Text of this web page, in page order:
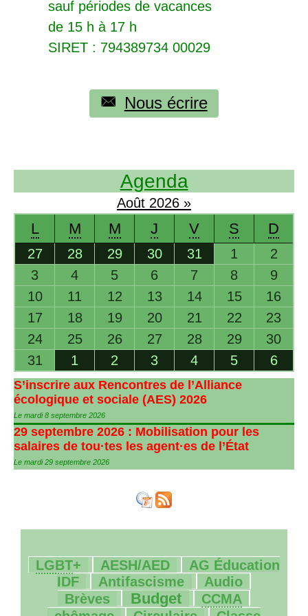
sauf périodes de vacances
de 15 h à 17 h
SIRET: 794389734 00029
Nous écrire
Agenda
Août 2026 »
L M M J V S D
27 28 29 30 31 1
2
3
4 5 6 7 8
9
10
11 12 13 14 15
16
17
18 19 20 21 22
23
24
25 26 27 28 29
30
31
1 2 3 4 5 6
S’inscrire aux Rencontres de l’Alliance
écologique et sociale (AES) 2026
Le mardi 8 septembre 2026
29 septembre 2026 : Mobilisation pour les
salaires de tou·tes les agent·es de l’État
Le mardi 29 septembre 2026
53/1735
LGBT+
109/1735 AESH/AED
10/1735 AG Éducation
IDF
183/1735 Antifascisme
28/1735 Audio
27/1735
Brèves
501/1735 Budget
114/1735 CCMA
8/1735